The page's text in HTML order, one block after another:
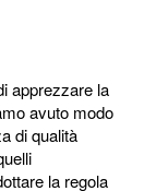
apprezzare la
avuto modo
di qualità
la regola